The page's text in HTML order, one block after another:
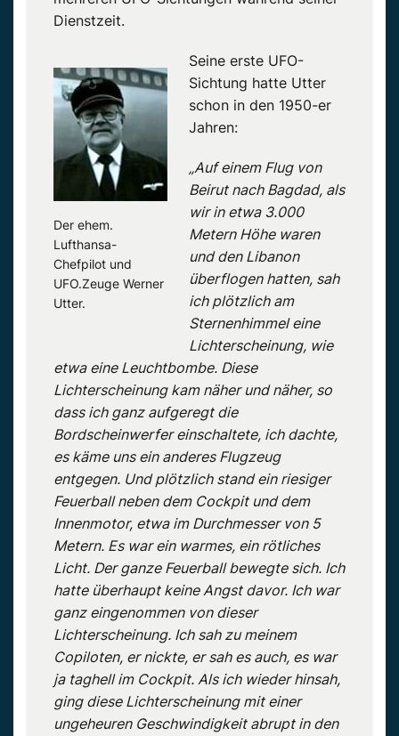
Dienstzeit.
Der ehem.
Lufthansa-
Chefpilot und
UFO.Zeuge Werner
Utter.
Seine erste UFO-
Sichtung hatte Utter
schon in den 1950-er
Jahren:
„Auf einem Flug von
Beirut nach Bagdad, als
wir in etwa 3.000
Metern Höhe waren
und den Libanon
überflogen hatten, sah
ich plötzlich am
Sternenhimmel eine
Lichterscheinung, wie
etwa eine Leuchtbombe. Diese
Lichterscheinung kam näher und näher, so
dass ich ganz aufgeregt die
Bordscheinwerfer einschaltete, ich dachte,
es käme uns ein anderes Flugzeug
entgegen. Und plötzlich stand ein riesiger
Feuerball neben dem Cockpit und dem
Innenmotor, etwa im Durchmesser von 5
Metern. Es war ein warmes, ein rötliches
Licht. Der ganze Feuerball bewegte sich. Ich
hatte überhaupt keine Angst davor. Ich war
ganz eingenommen von dieser
Lichterscheinung. Ich sah zu meinem
Copiloten, er nickte, er sah es auch, es war
ja taghell im Cockpit. Als ich wieder hinsah,
ging diese Lichterscheinung mit einer
ungeheuren Geschwindigkeit abrupt in den